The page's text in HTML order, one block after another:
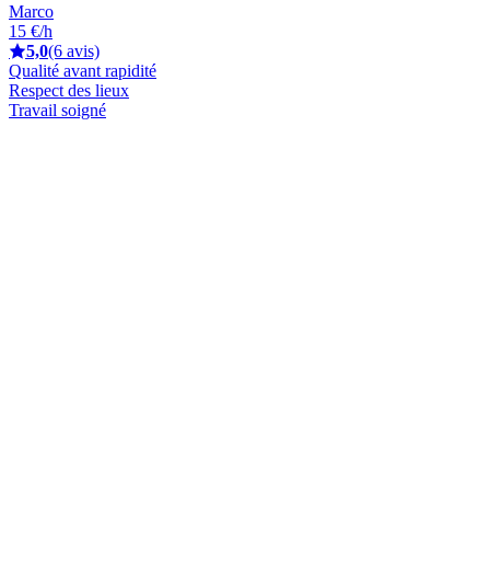
Marco
15 €/h
5,0(6 avis)
Qualité avant rapidité
Respect des lieux
Travail soigné